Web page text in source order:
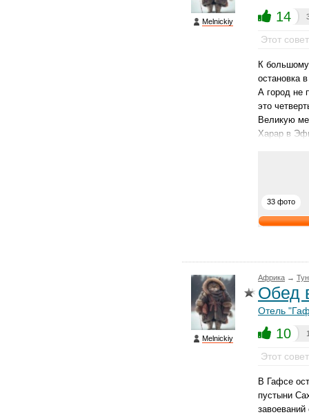
Melnickiy 14
Этот
К
остановка
А город не
это
Великую
Харар в
33 фото
Melnickiy
Африка →
Обед
Отель
10
Этот
В Гафсе
пустыни